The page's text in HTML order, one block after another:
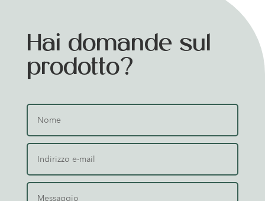
Hai domande sul
prodotto?